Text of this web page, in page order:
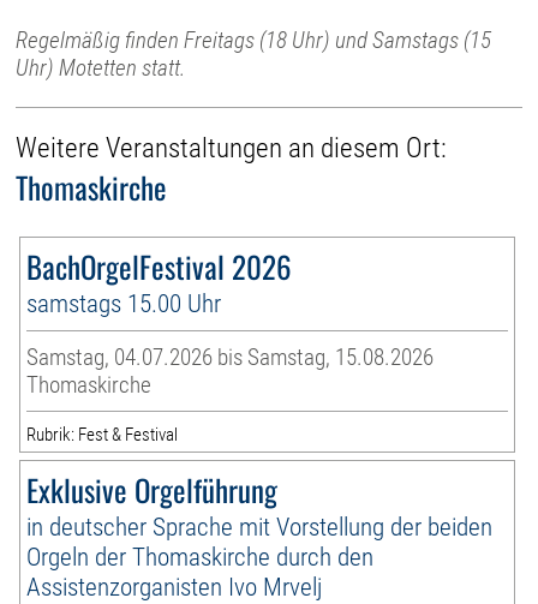
Regelmäßig finden Freitags (18 Uhr) und Samstags (15
Uhr) Motetten statt.
Weitere Veranstaltungen an diesem Ort:
Thomaskirche
BachOrgelFestival 2026
samstags 15.00 Uhr
Samstag, 04.07.2026 bis Samstag, 15.08.2026
Thomaskirche
Rubrik: Fest & Festival
Exklusive Orgelführung
in deutscher Sprache mit Vorstellung der beiden
Orgeln der Thomaskirche durch den
Assistenzorganisten Ivo Mrvelj